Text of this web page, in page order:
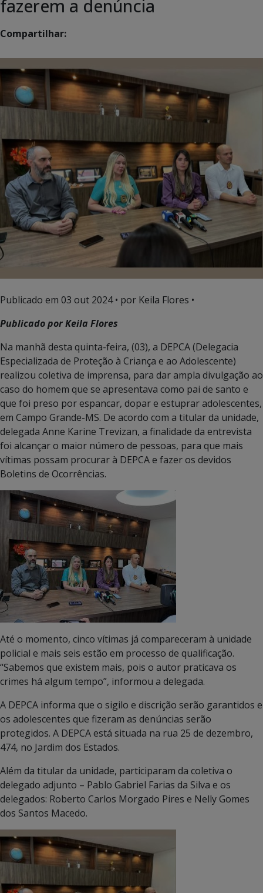
fazerem a denúncia
Compartilhar:
Publicado em 03 out 2024• por Keila Flores •
Publicado por Keila Flores
Na manhã desta quinta-feira, (03), a DEPCA (Delegacia
Especializada de Proteção à Criança e ao Adolescente)
realizou coletiva de imprensa, para dar ampla divulgação ao
caso do homem que se apresentava como pai de santo e
que foi preso por espancar, dopar e estuprar adolescentes,
em Campo Grande-MS. De acordo com a titular da unidade,
delegada Anne Karine Trevizan, a finalidade da entrevista
foi alcançar o maior número de pessoas, para que mais
vítimas possam procurar à DEPCA e fazer os devidos
Boletins de Ocorrências.
Até o momento, cinco vítimas já compareceram à unidade
policial e mais seis estão em processo de qualificação.
“Sabemos que existem mais, pois o autor praticava os
crimes há algum tempo”, informou a delegada.
A DEPCA informa que o sigilo e discrição serão garantidos e
os adolescentes que fizeram as denúncias serão
protegidos. A DEPCA está situada na rua 25 de dezembro,
474, no Jardim dos Estados.
Além da titular da unidade, participaram da coletiva o
delegado adjunto – Pablo Gabriel Farias da Silva e os
delegados: Roberto Carlos Morgado Pires e Nelly Gomes
dos Santos Macedo.